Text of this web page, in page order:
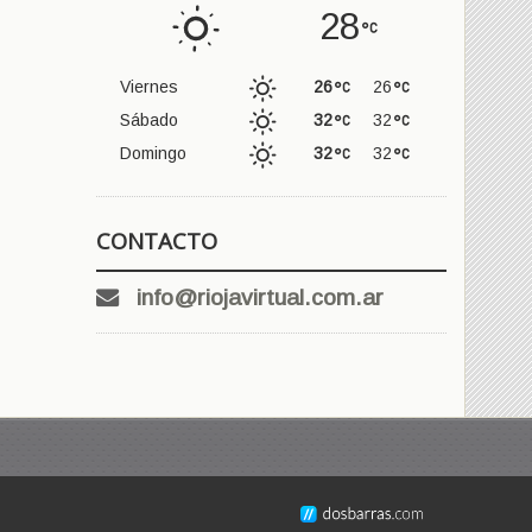
28
Viernes 26
26
Sábado
32
32
Domingo
32
32
CONTACTO
info@riojavirtual.com.ar